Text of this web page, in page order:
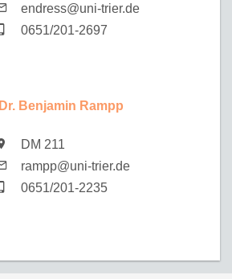
endress@uni-trier.de
0651/201-2697
Dr. Benjamin Rampp
DM 211
rampp@uni-trier.de
0651/201-2235